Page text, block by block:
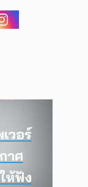
วอร์
าศ
ห้ฟัง